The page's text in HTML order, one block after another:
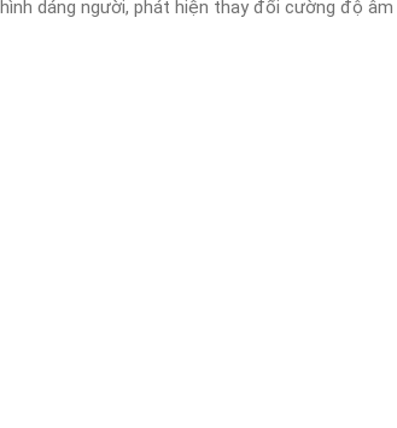
dáng người, phát hiện thay đổi cường độ